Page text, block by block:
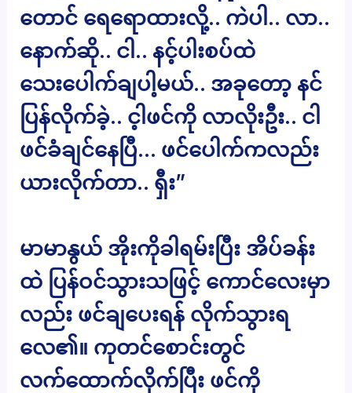
တောင် ရေရောထားလို့.. ကဲပါ.. လာ..
နောက်ဆို.. ငါ.. နင့်ပါးစပ်ထဲ
သေးပေါက်ချပါ့မယ်.. အခုတော့ နင်
ပြန်လိုက်ခဲ့.. င့ါဖင်ကို လာလိုးဦး.. ငါ
ဖင်ခံချင်နေပြီ… ဖင်ပေါက်ကလည်း
ယားလိုက်တာ.. ရှီး”
မာမာနွယ် အိုးကိုခါရမ်းပြီး အိပ်ခန်း
ထဲ ပြန်ဝင်သွားသဖြင့် ကောင်လေးမှာ
လည်း ဖင်ချပေးရန် လိုက်သွားရ
လေ၏။ ကုတင်စောင်းတွင်
လက်ထောက်လိုက်ပြီး ဖင်ကို